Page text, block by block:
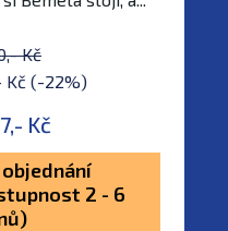
Kč
Kč (-22%)
Kč
objednání
2 - 6